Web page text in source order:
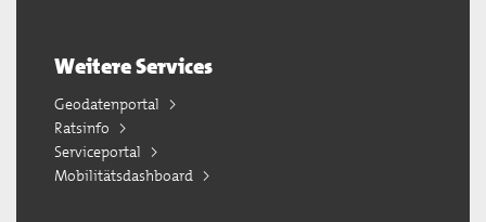
Weitere Services
Geodatenportal
Ratsinfo
Serviceportal
Mobilitätsdashboard